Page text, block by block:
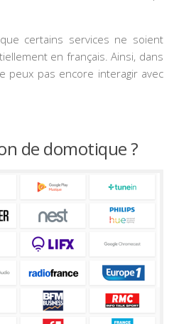
certains services ne soient
en français. Ainsi, dans
peux pas encore interagir avec
de domotique ?